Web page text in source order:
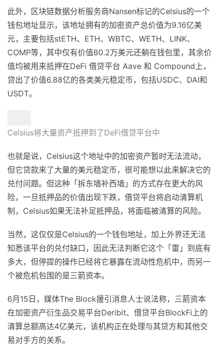
此外，区块链数据分析服务商Nansen标记的Celsius的一个
钱包地址显示，该地址拥有的加密资产总价值为9.16亿美
元，主要包括stETH、ETH、WBTC、WETH、LINK、
COMP等，其中仅有价值80.2万美元还躺在钱包里，其余价
值均被用来抵押在DeFi 借贷平台 Aave 和 Compound上，
贷出了价值6.88亿的各类美元稳定币，包括USDC、DAI和
USDT。
Celsius将大量资产抵押到了DeFi借贷平台中
也就是说，Celsius这个地址中的加密资产暂时无法流动，
但它贷款来了大量的美元稳定币，很可能想以此来解决它的
兑付问题。但这种「拆东墙补西墙」的方式存在更大的风
险，一旦抵押品的价值出现下跌，借贷平台将启动清算机
制，Celsius如果无法补足抵押品，将面临被清算的风险。
当然，这仅仅是Celsius的一个钱包地址，加上外界还无法
知悉该平台的兑付缺口，因此无法判断它这个「雷」到底有
多大，但停提的操作已经将它暴露在流动性危机中，而另一
个被危机包围的是三箭资本。
6月15日，媒体The Block援引消息人士说法称，三箭资本
在加密资产衍生品交易平台Deribit、借贷平台BlockFi上的
清算总额高达4亿美元，该机构正在处理与其贷方和其他交
易对手方的关系。